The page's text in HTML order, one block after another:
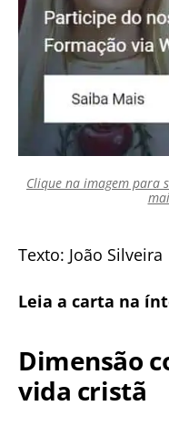
Clique na imagem para
Texto: João Silveira
Leia a carta na
Dimensão
vida cristã